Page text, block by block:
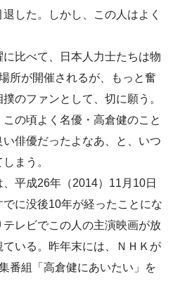
した。しかし、この人はよく
比べて、日本人力士たちは物
所が開催されるが、もっと奮
のファンとして、切に願う。
の頃よく名優・高倉健のこと
俳優だったよなあ、と、いつ
まう。
平成26年（2014）11月10日
に没後10年が経ったことにな
レビでこの人の主演映画が放
いる。昨年末には、ＮＨＫが
番組「高倉健にあいたい」を